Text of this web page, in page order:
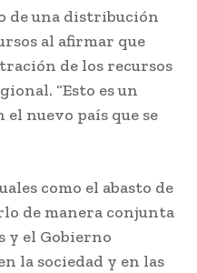
de una distribución
al afirmar que
de los recursos
“Esto es un
nuevo país que se
como el abasto de
de manera conjunta
y el Gobierno
la sociedad y en las